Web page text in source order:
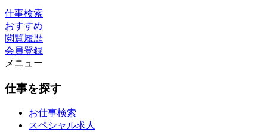
仕事検索
おすすめ
閲覧履歴
会員登録
メニュー
仕事を探す
お仕事検索
スペシャル求人